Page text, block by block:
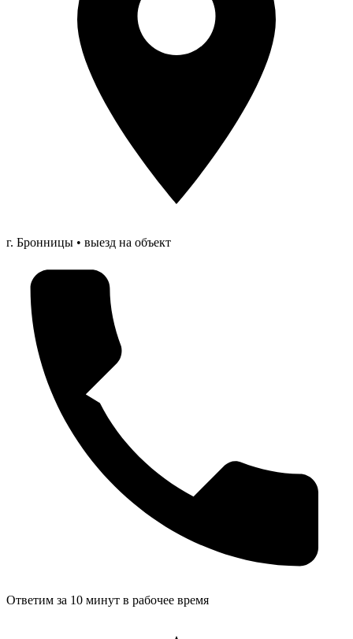
г. Бронницы • выезд на объект
Ответим за 10 минут в рабочее время